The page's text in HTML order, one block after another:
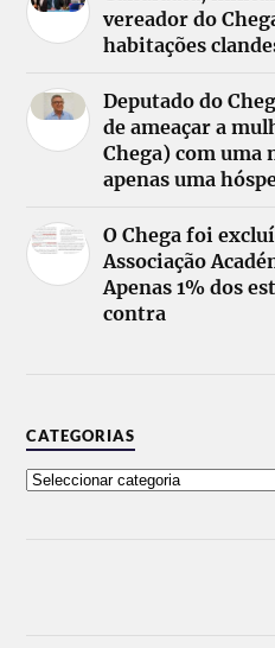
vereador do
habitações
Deputado do
de ameaçar a
Chega) com uma
apenas uma
O Chega foi
Associação
Apenas 1% dos
contra
CATEGORIAS